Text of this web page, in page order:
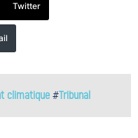
Twitter
climatique #Tribunal